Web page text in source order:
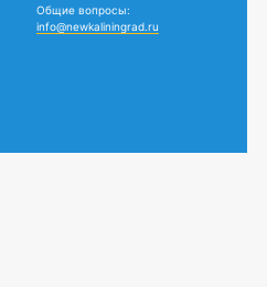
Общие вопросы:
info@newkaliningrad.ru